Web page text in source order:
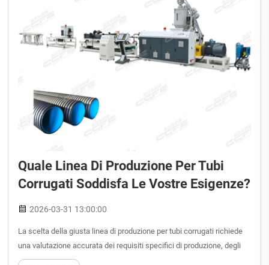
Quale Linea Di Produzione Per Tubi
Corrugati Soddisfa Le Vostre Esigenze?
2026-03-31 13:00:00
La scelta della giusta linea di produzione per tubi corrugati richiede
una valutazione accurata dei requisiti specifici di produzione, degli
obiettivi di capacità produttiva e delle esigenze del mercato. La